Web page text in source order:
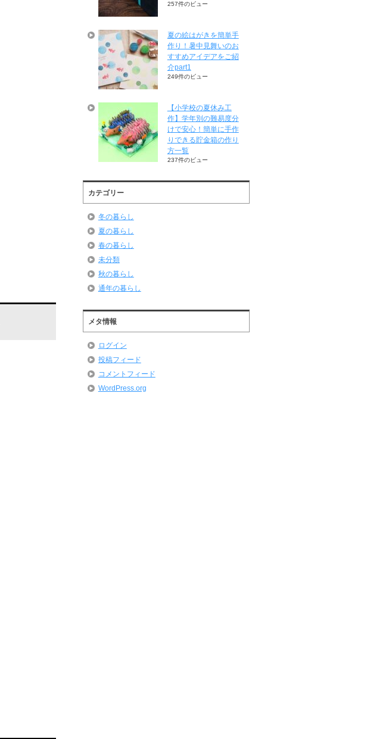
257件のビュー
夏の絵はがきを簡単手
作り！暑中見舞いのお
すすめアイデアをご紹
介part1
249件のビュー
【小学校の夏休み工
作】学年別の難易度分
けで安心！簡単に手作
りできる貯金箱の作り
方一覧
237件のビュー
カテゴリー
冬の暮らし
夏の暮らし
春の暮らし
未分類
秋の暮らし
通年の暮らし
メタ情報
ログイン
投稿フィード
コメントフィード
WordPress.org